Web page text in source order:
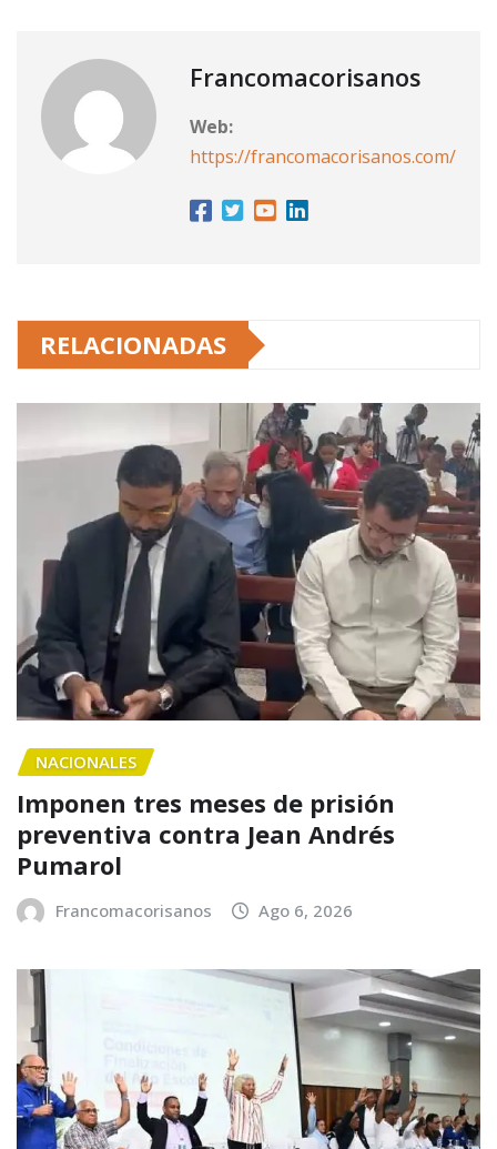
Francomacorisanos
Web:
https://francomacorisanos.com/
RELACIONADAS
NACIONALES
Imponen tres meses de prisión
preventiva contra Jean Andrés
Pumarol
Francomacorisanos Ago 6, 2026